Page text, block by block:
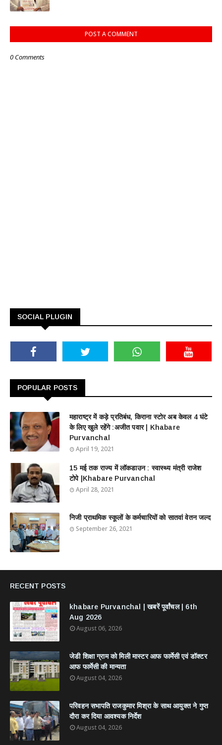
POST A COMMENT
0 Comments
SOCIAL PLUGIN
POPULAR POSTS
महाराष्ट्र में कड़े प्रतिबंध, किराना स्टोर अब केवल 4 घंटे
के लिए खुले रहेंगे :अजीत पवार | Khabare
Purvanchal
April 19, 2021
15 मई तक राज्य में लॉकडाउन : स्वास्थ्य मंत्री राजेश
टोपे |Khabare Purvanchal
April 28, 2021
निजी प्राथमिक स्कूलों के कर्मचारियों को सातवां वेतन जल्द
September 26, 2021
RECENT POSTS
khabare Purvanchal | खबरें पूर्वांचल | 6th
Aug 2026
August 06, 2026
जेडी शिक्षा ग्राम को मिली मास्टर आफ फार्मेसी एवं डॉक्टर
आफ फार्मेसी की मान्यता
August 04, 2026
परिवहन सभापति राजकुमार मिश्रा के साथ आयुक्त ने गुप्त
दौरा कर दिया आवश्यक निर्देश
August 04, 2026